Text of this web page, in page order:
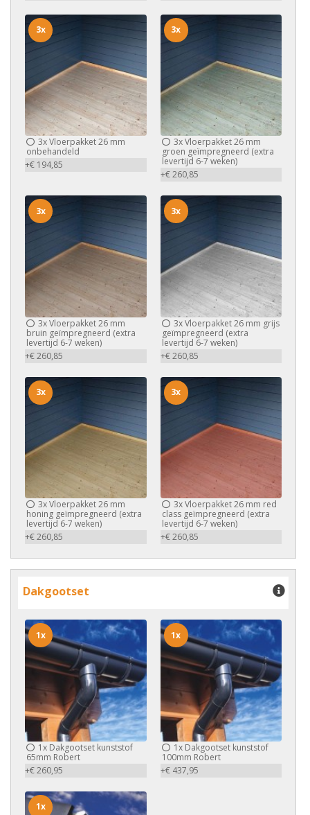
3xVloerpakket 26 mm
onbehandeld
+€ 194,85
3x
3xVloerpakket 26 mm
groen geïmpregneerd (extra
levertijd 6-7 weken)
+€ 260,85
3x
3xVloerpakket 26 mm
bruin geïmpregneerd (extra
levertijd 6-7 weken)
+€ 260,85
3x
3xVloerpakket 26 mm grijs
geïmpregneerd (extra
levertijd 6-7 weken)
+€ 260,85
3x
3xVloerpakket 26 mm
honing geïmpregneerd (extra
levertijd 6-7 weken)
+€ 260,85
3x
3xVloerpakket 26 mm red
class geïmpregneerd (extra
levertijd 6-7 weken)
+€ 260,85
3x
Dakgootset
1x Dakgootset kunststof
65mm Robert
+€ 260,95
1x
1xDakgootset kunststof
100mm Robert
+€ 437,95
1x
1x